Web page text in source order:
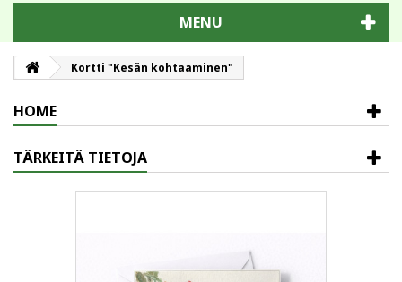
MENU
Kortti "Kesän kohtaaminen"
HOME
TÄRKEITÄ TIETOJA